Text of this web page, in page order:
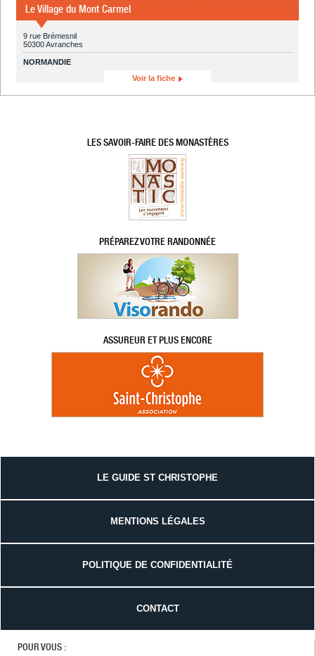
Le Village du Mont Carmel
9 rue Brémesnil
50300 Avranches
NORMANDIE
Voir la fiche
LES SAVOIR-FAIRE DES MONASTÈRES
PRÉPAREZ VOTRE RANDONNÉE
ASSUREUR ET PLUS ENCORE
LE GUIDE ST CHRISTOPHE
MENTIONS LÉGALES
POLITIQUE DE CONFIDENTIALITÉ
CONTACT
POUR VOUS :